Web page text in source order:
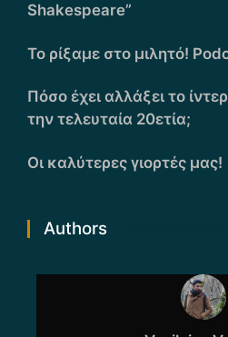
Shakespeare”
Το ρίξαμε στο μιλητό!
Πόσο έχει αλλάξει το
την τελευταία 20ετία;
Οι καλύτερες γιορτές μας!
Authors